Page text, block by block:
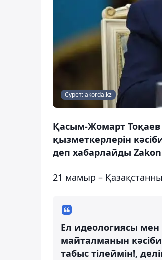
Сурет: akorda.kz
Қасым-Жомарт
қызметкерлерін
деп хабарлайды
21 мамыр –
Ел идеологиясы
майталманын
табыс тілеймін!,